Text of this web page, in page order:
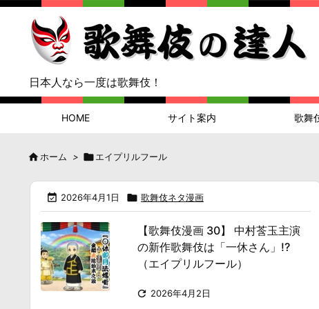
日本人なら一度は歌舞伎！
HOME サイト案内 歌舞
 ホーム > エイプリルフール
 2026年4月1日  歌舞伎ネタ漫画
【歌舞伎漫画 30】 中村莟玉主演
の新作歌舞伎は「一休さん」!?
（エイプリルフール）
 2026年4月2日